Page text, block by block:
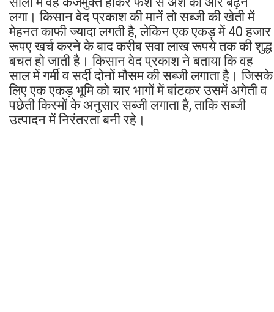
लगा। किसान वेद प्रकाश की मानें तो सब्जी की खेती में
मेहनत काफी ज्यादा लगती है, लेकिन एक एकड़ में 40 हजार
रूपए खर्च करने के बाद करीब सवा लाख रूपये तक की शुद्ध
बचत हो जाती है। किसान वेद प्रकाश ने बताया कि वह
साल में गर्मी व सर्दी दोनों मौसम की सब्जी लगाता है। जिसके
लिए एक एकड़ भूमि को चार भागों में बांटकर उसमें अगेती व
पछेती किस्मों के अनुसार सब्जी लगाता है, ताकि सब्जी
उत्पादन में निरंतरता बनी रहे।